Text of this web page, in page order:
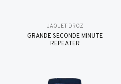
JAQUET DROZ
GRANDE SECONDE MINUTE
REPEATER